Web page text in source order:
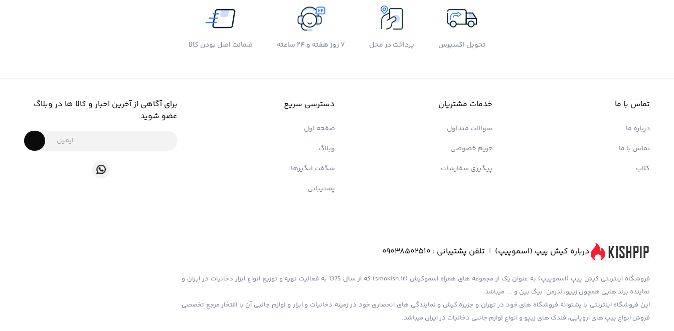
تحویل اکسپرس پرداخت در محل 7 روز هفته و 24 ساعته ضمانت اصل بودن کالا
تماس با ما
درباره ما
تماس با ما
کلاب
خدمات مشتریان
سوالات متداول
حریم خصوصی
پیگیری سفارشات
دسترسی سریع
صفحه اول
وبلاگ
شگفت انگیزها
پشتیبانی
برای آگاهی از آخرین اخبار و کالا ها در وبلاگ
عضو شوید
درباره کیش پیپ (اسموپیپ) | تلفن پشتیبانی : 09038502510
فروشگاه اینترنتی کیش پیپ (اسموپیپ) به عنوان یک از مجموعه های همراه اسموکیش (smokish.ir) که از سال 1375 به فعالیت تهیه و توزیع انواع ابزار دخانیات در ایران و
نماینده برند هایی همچون زیپو، لدرمن، بیگ بین و … میباشد.
این فروشگاه اینترنتی با پشتوانه فروشگاه های خود در تهران و جزیره کیش و نمایندگی های انحصاری خود در زمینه دخانیات و ابزار و لوازم جانبی آن با افتخار مرجع تخصصی
فروش انواع پیپ های اروپایی، فندک های زیپو و انواع لوازم جانبی دخانیات در ایران میباشد.